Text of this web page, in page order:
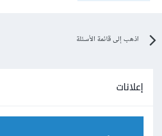
اذهب إلى قائمة الأسئلة
إعلانات